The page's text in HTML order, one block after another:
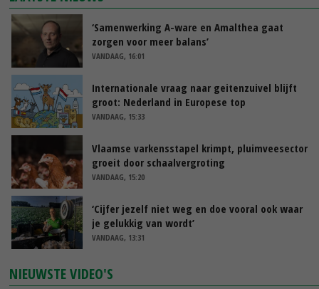
‘Samenwerking A-ware en Amalthea gaat
zorgen voor meer balans’
VANDAAG, 16:01
Internationale vraag naar geitenzuivel blijft
groot: Nederland in Europese top
VANDAAG, 15:33
Vlaamse varkensstapel krimpt, pluimveesector
groeit door schaalvergroting
VANDAAG, 15:20
‘Cijfer jezelf niet weg en doe vooral ook waar
je gelukkig van wordt’
VANDAAG, 13:31
NIEUWSTE VIDEO'S